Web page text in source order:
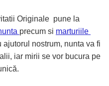
Originale pune la
precum si marturiile
nostrum, nunta va fi
iar mirii se vor bucura pe